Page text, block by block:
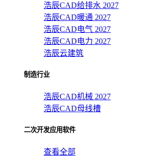
浩辰CAD给排水 2027
浩辰CAD暖通 2027
浩辰CAD电气 2027
浩辰CAD电力 2027
浩辰云建筑
制造行业
浩辰CAD机械 2027
浩辰CAD母线槽
二次开发应用软件
查看全部